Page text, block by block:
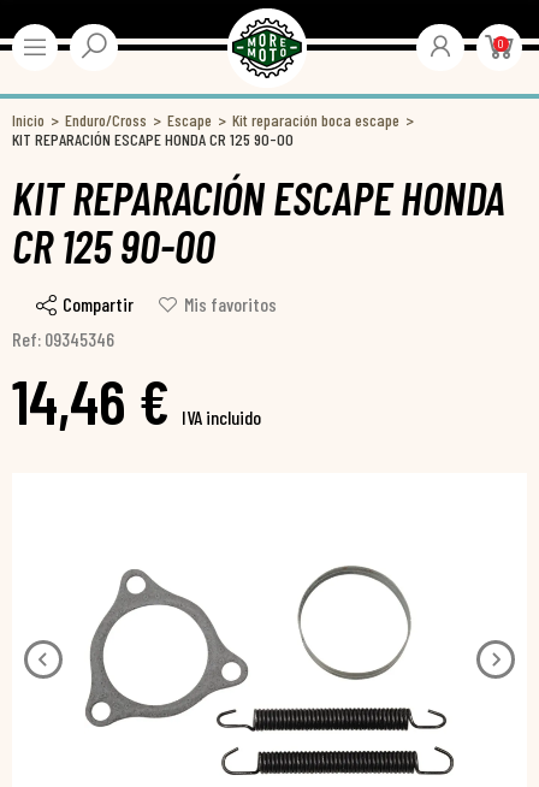
0
Inicio Enduro/Cross Escape
Kit reparación boca escape
KIT REPARACIÓN ESCAPE HONDA CR 125 90-00
KIT REPARACIÓN ESCAPE HONDA
CR 125 90-00
Compartir
Mis favoritos
Ref: 09345346
14,46 € IVA incluido